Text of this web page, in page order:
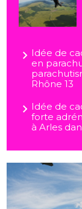
Idée de
en
Rhône 13
Idée de
forte
à Arles